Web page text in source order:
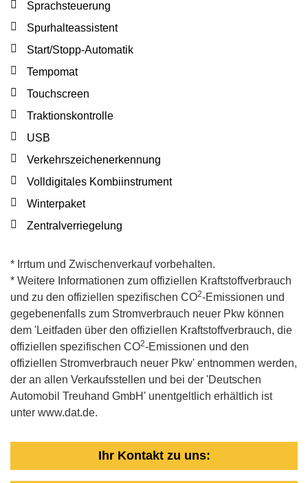
Sprachsteuerung
Spurhalteassistent
Start/Stopp-Automatik
Tempomat
Touchscreen
Traktionskontrolle
USB
Verkehrszeichenerkennung
Volldigitales Kombiinstrument
Winterpaket
Zentralverriegelung
* Irrtum und Zwischenverkauf vorbehalten.
* Weitere Informationen zum offiziellen Kraftstoffverbrauch
und zu den offiziellen spezifischen CO2-Emissionen und
gegebenenfalls zum Stromverbrauch neuer Pkw können
dem 'Leitfaden über den offiziellen Kraftstoffverbrauch, die
offiziellen spezifischen CO2-Emissionen und den
offiziellen Stromverbrauch neuer Pkw' entnommen werden,
der an allen Verkaufsstellen und bei der 'Deutschen
Automobil Treuhand GmbH' unentgeltlich erhältlich ist
unter www.dat.de.
Ihr Kontakt zu uns: